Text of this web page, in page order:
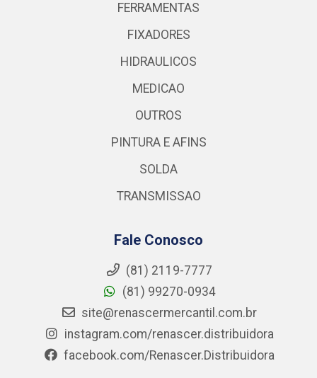
FERRAMENTAS
FIXADORES
HIDRAULICOS
MEDICAO
OUTROS
PINTURA E AFINS
SOLDA
TRANSMISSAO
Fale Conosco
(81) 2119-7777
(81) 99270-0934
site@renascermercantil.com.br
instagram.com/renascer.distribuidora
facebook.com/Renascer.Distribuidora